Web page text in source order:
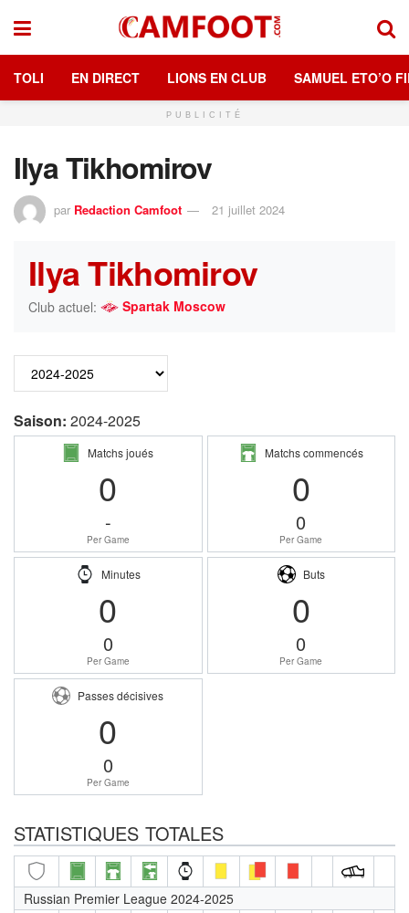
TOLI EN DIRECT LIONS EN CLUB SAMUEL ETO’O
PUBLICITÉ
Ilya Tikhomirov
par Redaction Camfoot 21 juillet 2024
Ilya Tikhomirov
Club actuel: Spartak Moscow
Saison: 2024-2025
Matchs joués
0
-
Per Game
Matchs commencés
0
0
Per Game
Minutes
0
0
Per Game
Buts
0
0
Per Game
Passes décisives
0
0
Per Game
STATISTIQUES TOTALES
Russian Premier League 2024-2025